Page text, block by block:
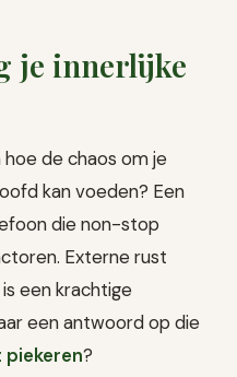
je innerlijke
de chaos om je
kan voeden? Een
die non-stop
Externe rust
een krachtige
een antwoord op die
?